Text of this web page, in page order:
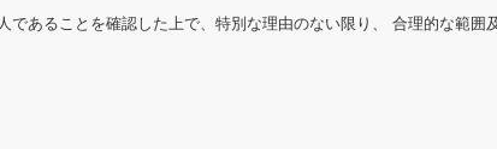
あることを確認した上で、特別な理由のない限り、 合理的な範囲